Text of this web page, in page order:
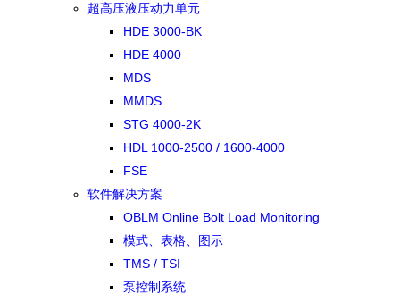
超高压液压动力单元
HDE 3000-BK
HDE 4000
MDS
MMDS
STG 4000-2K
HDL 1000-2500 / 1600-4000
FSE
软件解决方案
OBLM Online Bolt Load Monitoring
模式、表格、图示
TMS / TSI
泵控制系统